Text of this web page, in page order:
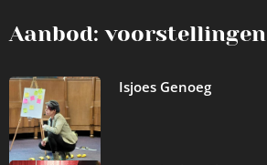
Aanbod: voorstellingen
Isjoes Genoeg